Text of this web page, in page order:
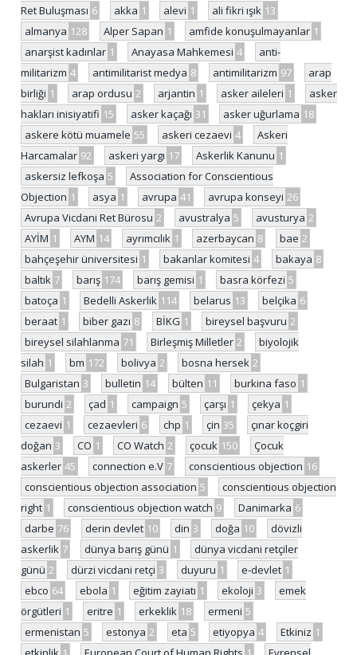
Ret Buluşması 6 akka 1 alevi 1 ali fikri ışık 13
almanya 128 Alper Sapan 1 amfide konuşulmayanlar 1
anarşist kadınlar 1 Anayasa Mahkemesi 4
anti-
militarizm 4 antimilitarist medya 8 antimilitarizm 97
arap
birliği 1 arap ordusu 2 arjantin 1 asker aileleri 1
asker
hakları inisiyatifi 15 asker kaçağı 31 asker uğurlama 18
askere kötü muamele 55 askeri cezaevi 4
Askeri
Harcamalar 92 askeri yargı 17 Askerlik Kanunu 1
askersiz lefkoşa 5
Association for Conscientious
Objection 1 asya 1 avrupa 41 avrupa konseyi 26
Avrupa Vicdani Ret Bürosu 2 avustralya 5 avusturya 2
AYİM 1 AYM 14 ayrımcılık 1 azerbaycan 8 bae 2
bahçeşehir üniversitesi 1 bakanlar komitesi 4 bakaya 8
baltık 7 barış 174 barış gemisi 1 basra körfezi 5
batoça 1 Bedelli Askerlik 114 belarus 13 belçika 6
beraat 1 biber gazı 8 BİKG 1 bireysel başvuru 2
bireysel silahlanma 71 Birleşmiş Milletler 2
biyolojik
silah 1 bm 172 bolivya 2 bosna hersek 2
Bulgaristan 3 bulletin 14 bülten 11 burkina faso 1
burundi 2 çad 1 campaign 5 çarşı 1 çekya 1
cezaevi 1 cezaevleri 6 chp 1 çin 35
çınar koçgiri
doğan 3 CO 1 CO Watch 2 çocuk 150
Çocuk
askerler 45 connection e.V 7 conscientious objection 16
conscientious objection association 5
conscientious objection
right 1 conscientious objection watch 9 Danimarka 6
darbe 76 derin devlet 10 din 3 doğa 10
dövizli
askerlik 7 dünya barış günü 1
dünya vicdani retçiler
günü 2 dürzi vicdani retçi 3 duyuru 1 e-devlet 1
ebco 64 ebola 1 eğitim zayiatı 1 ekoloji 3
emek
örgütleri 1 eritre 1 erkeklik 18 ermeni 5
ermenistan 5 estonya 2 eta 5 etiyopya 4 Etkiniz 1